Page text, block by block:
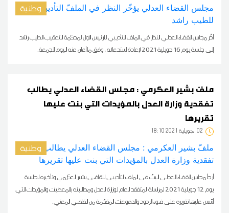
وطنية
أخّر مجلس القضاء العدلي النظر في الملف التأديبي للرئيس الأول لمحكمة التعقيب الطيب راشد
إلى جلسة يوم 16 جويلية 2021 لإعادة استدعائه ، وفق ما أعلن عنه اليوم الجمعة.
ملفّ بشير العكرمي : مجلس القضاء العدلي يطالب
تفقدية وزارة العدل بالمؤيدات التي بنت عليها
تقريرها
02 18:10 2021 جويلية
وطنية
أرجأ مجلس القضاء العدلي البتّ في الملف التأديبي للقاضي بشير العكرمي وتأخيره لجلسة
يوم 12 جويلية 2021 لمراسلة المتفقد العام لوزارة العدل ومطالبته بالمعطيات والمؤيدات التي
أسّس عليها تقريره على ضوء الردود والدفوعات المقدّمة من القاضي المعني.